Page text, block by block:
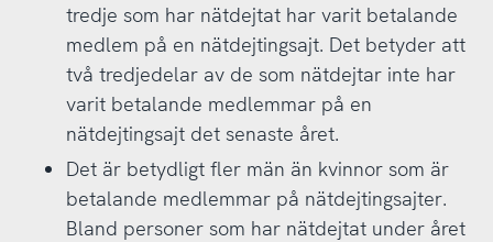
tredje som har nätdejtat har varit betalande
medlem på en nätdejtingsajt. Det betyder att
två tredjedelar av de som nätdejtar inte har
varit betalande medlemmar på en
nätdejtingsajt det senaste året.
Det är betydligt fler män än kvinnor som är
betalande medlemmar på nätdejtingsajter.
Bland personer som har nätdejtat under året